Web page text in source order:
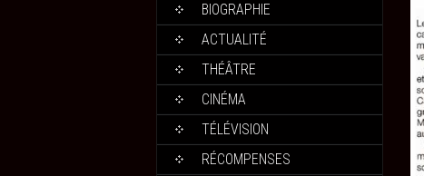
BIOGRAPHIE
ACTUALITÉ
THÉÂTRE
CINÉMA
TÉLÉVISION
RÉCOMPENSES